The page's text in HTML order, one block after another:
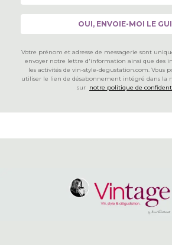
Votre prénom et adresse de messagerie sont
envoyer notre lettre d'information ainsi que des
les activités de vin-style-degustation.com. Vous
utiliser le lien de désabonnement intégré dans la
sur notre politique de